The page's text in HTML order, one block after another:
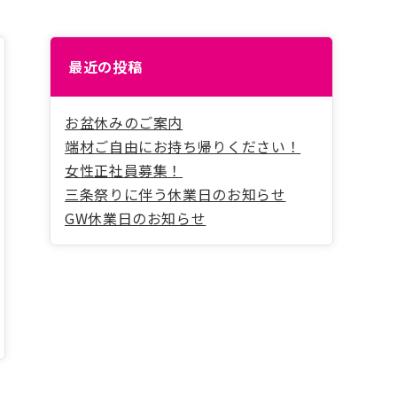
最近の投稿
お盆休みのご案内
端材ご自由にお持ち帰りください！
女性正社員募集！
三条祭りに伴う休業日のお知らせ
GW休業日のお知らせ